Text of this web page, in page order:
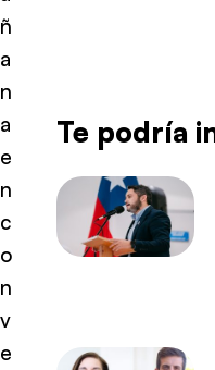
ñ
a
n
a
e
n
c
o
n
v
e
Te podría